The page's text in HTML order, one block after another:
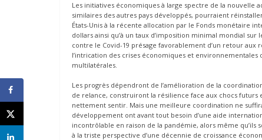
Les initiatives économiques à large spectre de la nouvelle
similaires des autres pays développés, pourraient
États-Unis à la récente allocation par le Fonds monétaire
dollars ainsi qu’à un taux d’imposition minimal mondial
contre le Covid-19 présage favorablement d’un retour
l’intrication des crises économiques et
multilatérales.
Les progrès dépendront de l’amélioration de la
de relance, construiront la résilience face aux chocs futurs
nettement sentir. Mais une meilleure coordination ne
développement ont avant tout besoin d’une aide
incontrôlable en raison de la pandémie, alors même
à la triste perspective d’une décennie de croissance